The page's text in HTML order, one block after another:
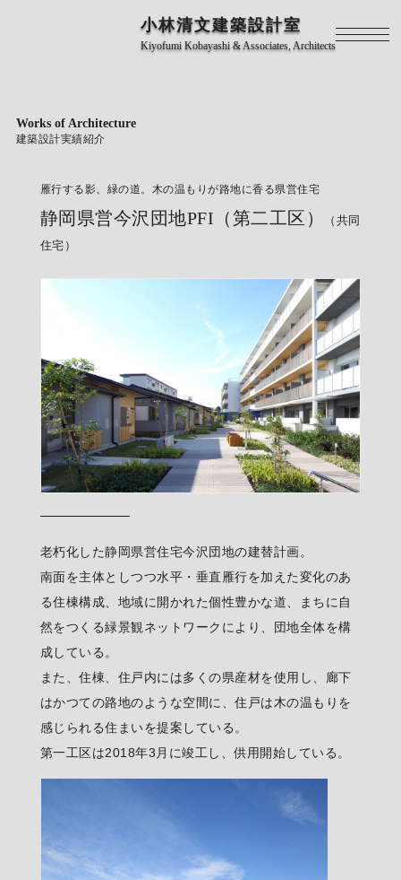
小林清文建築設計室
Kiyofumi Kobayashi & Associates, Architects
Works of Architecture
建築設計実績紹介
雁行する影、緑の道。木の温もりが路地に香る県営住宅
静岡県営今沢団地PFI（第二工区）
（共同
住宅）
老朽化した静岡県営住宅今沢団地の建替計画。
南面を主体としつつ水平・垂直雁行を加えた変化のあ
る住棟構成、地域に開かれた個性豊かな道、まちに自
然をつくる緑景観ネットワークにより、団地全体を構
成している。
また、住棟、住戸内には多くの県産材を使用し、廊下
はかつての路地のような空間に、住戸は木の温もりを
感じられる住まいを提案している。
第一工区は2018年3月に竣工し、供用開始している。